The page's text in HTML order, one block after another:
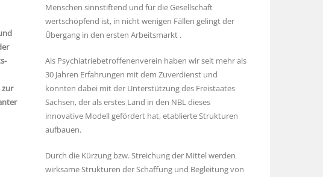
zur
Menschen sinnstiftend und für die Gesellschaft
wertschöpfend ist, in nicht wenigen Fällen gelingt der
Übergang in den ersten Arbeitsmarkt .
Als Psychiatriebetroffenenverein haben wir seit mehr als
30 Jahren Erfahrungen mit dem Zuverdienst und
konnten dabei mit der Unterstützung des Freistaates
Sachsen, der als erstes Land in den NBL dieses
innovative Modell gefördert hat, etablierte Strukturen
aufbauen.
Durch die Kürzung bzw. Streichung der Mittel werden
wirksame Strukturen der Schaffung und Begleitung von